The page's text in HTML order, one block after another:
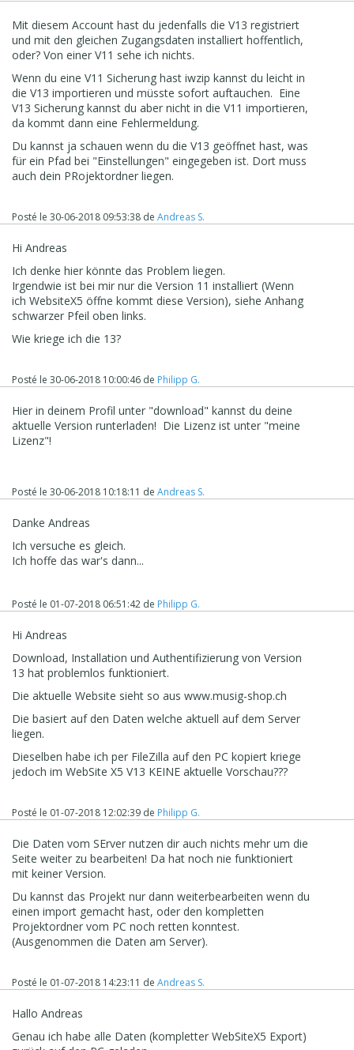
Mit diesem Account hast du jedenfalls die V13 registriert
und mit den gleichen Zugangsdaten installiert hoffentlich,
oder? Von einer V11 sehe ich nichts.
Wenn du eine V11 Sicherung hast iwzip kannst du leicht in
die V13 importieren und müsste sofort auftauchen. Eine
V13 Sicherung kannst du aber nicht in die V11 importieren,
da kommt dann eine Fehlermeldung.
Du kannst ja schauen wenn du die V13 geöffnet hast, was
für ein Pfad bei "Einstellungen" eingegeben ist. Dort muss
auch dein PRojektordner liegen.
Posté le 30-06-2018 09:53:38 de Andreas S.
Hi Andreas
Ich denke hier könnte das Problem liegen.
Irgendwie ist bei mir nur die Version 11 installiert (Wenn
ich WebsiteX5 öffne kommt diese Version), siehe Anhang
schwarzer Pfeil oben links.
Wie kriege ich die 13?
Posté le 30-06-2018 10:00:46 de Philipp G.
Hier in deinem Profil unter "download" kannst du deine
aktuelle Version runterladen! Die Lizenz ist unter "meine
Lizenz"!
Posté le 30-06-2018 10:18:11 de Andreas S.
Danke Andreas
Ich versuche es gleich.
Ich hoffe das war's dann...
Posté le 01-07-2018 06:51:42 de Philipp G.
Hi Andreas
Download, Installation und Authentifizierung von Version
13 hat problemlos funktioniert.
Die aktuelle Website sieht so aus www.musig-shop.ch
Die basiert auf den Daten welche aktuell auf dem Server
liegen.
Dieselben habe ich per FileZilla auf den PC kopiert kriege
jedoch im WebSite X5 V13 KEINE aktuelle Vorschau???
Posté le 01-07-2018 12:02:39 de Philipp G.
Die Daten vom SErver nutzen dir auch nichts mehr um die
Seite weiter zu bearbeiten! Da hat noch nie funktioniert
mit keiner Version.
Du kannst das Projekt nur dann weiterbearbeiten wenn du
einen import gemacht hast, oder den kompletten
Projektordner vom PC noch retten konntest.
(Ausgenommen die Daten am Server).
Posté le 01-07-2018 14:23:11 de Andreas S.
Hallo Andreas
Genau ich habe alle Daten (kompletter WebSiteX5 Export)